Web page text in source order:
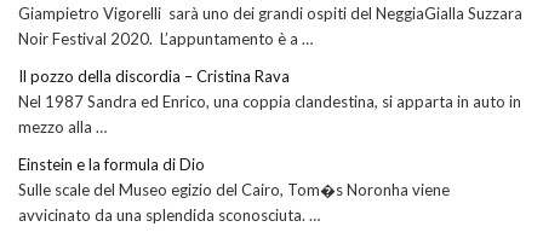
Giampietro Vigorelli sarà uno dei grandi ospiti del NeggiaGialla Suzzara
Noir Festival 2020. L’appuntamento è a …
Il pozzo della discordia – Cristina Rava
Nel 1987 Sandra ed Enrico, una coppia clandestina, si apparta in auto in
mezzo alla …
Einstein e la formula di Dio
Sulle scale del Museo egizio del Cairo, Tom�s Noronha viene
avvicinato da una splendida sconosciuta. …